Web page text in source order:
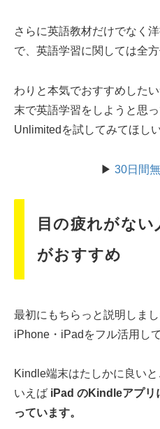
さらに英語教材だけでなく
で、英語学習に関しては全
わりと本気でおすすめした
末で英語学習をしようと思
Unlimitedを試してみてほしい
▶ 30日間
目の疲れがな
がおすすめ
最初にもちらっと説明しま
iPhone・iPadをフル活用し
Kindle端末はたしかに良い
いえば iPad のKindleアプリ
っています。